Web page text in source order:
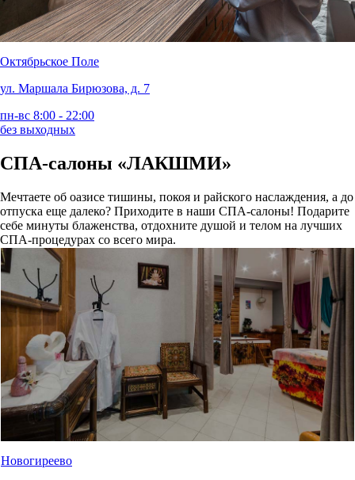
Октябрьское Поле
ул. Маршала Бирюзова, д. 7
пн-вс 8:00 - 22:00
без выходных
СПА-салоны «ЛАКШМИ»
Мечтаете об оазисе тишины, покоя и райского наслаждения, а до
отпуска еще далеко? Приходите в наши СПА-салоны! Подарите
себе минуты блаженства, отдохните душой и телом на лучших
СПА-процедурах со всего мира.
Новогиреево